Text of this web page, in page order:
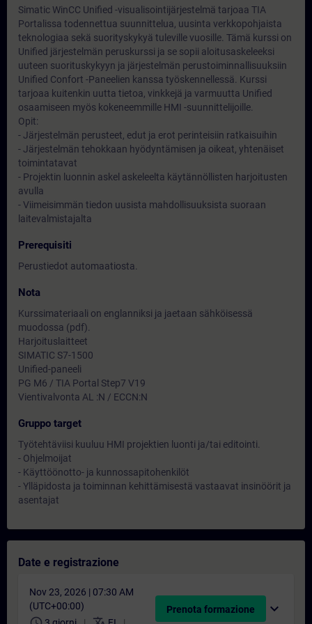
Simatic WinCC Unified -visualisointijärjestelmä tarjoaa TIA
Portalissa todennettua suunnittelua, uusinta verkkopohjaista
teknologiaa sekä suorityskykyä tuleville vuosille. Tämä kurssi on
Unified järjestelmän peruskurssi ja se sopii aloitusaskeleeksi
uuteen suorituskykyyn ja järjestelmän perustoiminnallisuuksiin
Unified Confort -Paneelien kanssa työskennellessä. Kurssi
tarjoaa kuitenkin uutta tietoa, vinkkejä ja varmuutta Unified
osaamiseen myös kokeneemmille HMI -suunnittelijoille.
Opit:
- Järjestelmän perusteet, edut ja erot perinteisiin ratkaisuihin
- Järjestelmän tehokkaan hyödyntämisen ja oikeat, yhtenäiset
toimintatavat
- Projektin luonnin askel askeleelta käytännöllisten harjoitusten
avulla
- Viimeisimmän tiedon uusista mahdollisuuksista suoraan
laitevalmistajalta
Prerequisiti
Perustiedot automaatiosta.
Nota
Kurssimateriaali on englanniksi ja jaetaan sähköisessä
muodossa (pdf).
Harjoituslaitteet
SIMATIC S7-1500
Unified-paneeli
PG M6 / TIA Portal Step7 V19
Vientivalvonta AL :N / ECCN:N
Gruppo target
Työtehtäviisi kuuluu HMI projektien luonti ja/tai editointi.
- Ohjelmoijat
- Käyttöönotto- ja kunnossapitohenkilöt
- Ylläpidosta ja toiminnan kehittämisestä vastaavat insinöörit ja
asentajat
Date e registrazione
Nov 23, 2026 | 07:30 AM
(UTC+00:00)
Prenota formazione expand_more